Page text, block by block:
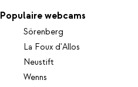
Populaire webcams
Sörenberg
La Foux d'Allos
Neustift
Wenns